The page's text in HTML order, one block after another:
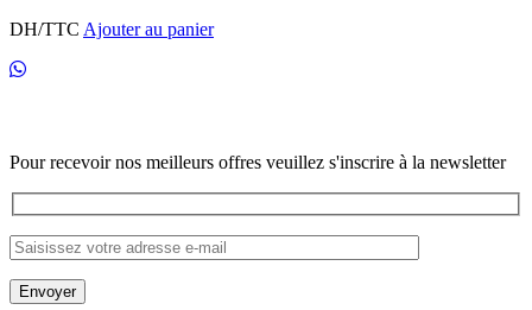
DH/TTC Ajouter au panier
Pour recevoir nos meilleurs offres veuillez s'inscrire à la newsletter